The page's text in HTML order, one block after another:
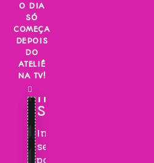
Skip
content
O DIA
SÓ
COMEÇA
DEPOIS
DO
ATELIÊ
NA TV!
INSCREVA-
SE!
Inscreva-
se
para